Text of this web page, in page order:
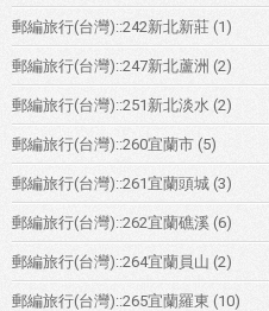
郵編旅行(台灣)::242新北新莊 (1)
郵編旅行(台灣)::247新北蘆洲 (2)
郵編旅行(台灣)::251新北淡水 (2)
郵編旅行(台灣)::260宜蘭市 (5)
郵編旅行(台灣)::261宜蘭頭城 (3)
郵編旅行(台灣)::262宜蘭礁溪 (6)
郵編旅行(台灣)::264宜蘭員山 (2)
郵編旅行(台灣)::265宜蘭羅東 (10)